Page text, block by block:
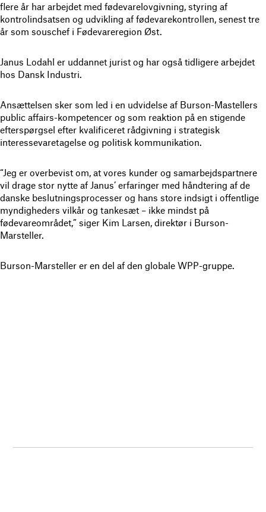
flere år har arbejdet med fødevarelovgivning, styring af
kontrolindsatsen og udvikling af fødevarekontrollen, senest tre
år som souschef i Fødevareregion Øst.
Janus Lodahl er uddannet jurist og har også tidligere arbejdet
hos Dansk Industri.
Ansættelsen sker som led i en udvidelse af Burson-Mastellers
public affairs-kompetencer og som reaktion på en stigende
efterspørgsel efter kvalificeret rådgivning i strategisk
interessevaretagelse og politisk kommunikation.
“Jeg er overbevist om, at vores kunder og samarbejdspartnere
vil drage stor nytte af Janus’ erfaringer med håndtering af de
danske beslutningsprocesser og hans store indsigt i offentlige
myndigheders vilkår og tankesæt – ikke mindst på
fødevareområdet,” siger Kim Larsen, direktør i Burson-
Marsteller.
Burson-Marsteller er en del af den globale WPP-gruppe.